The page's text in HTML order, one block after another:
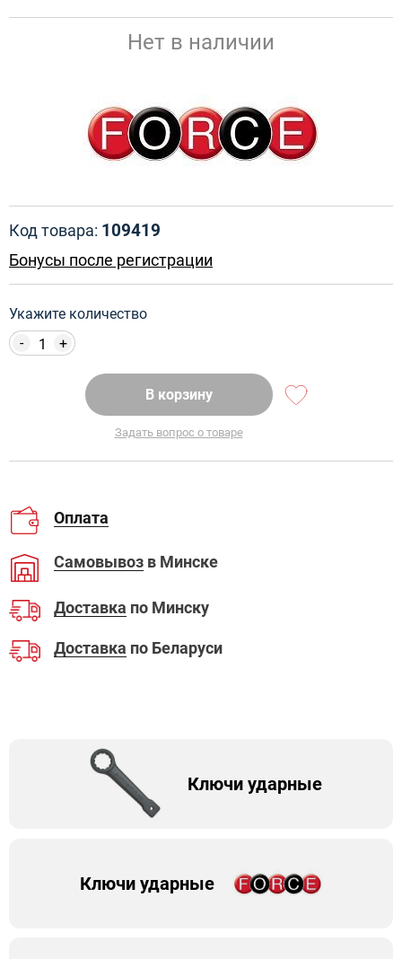
Нет в наличии
Код товара: 109419
Бонусы после регистрации
Укажите количество
+
-
В корзину
Задать вопрос о товаре
Оплата
Самовывоз в Минске
Доставка по Минску
Доставка по Беларуси
Ключи ударные
Ключи ударные